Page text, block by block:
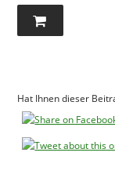
Hat Ihnen dieser